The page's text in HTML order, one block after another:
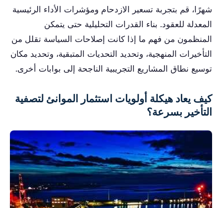
شهرًا، قم بتجربة تسعير الازدحام ومؤشرات الأداء الرئيسية
المعدلة للعقود. بناء القدرات التحليلية حتى يتمكن
المنظمون من فهم ما إذا كانت إصلاحات السياسة تقلل من
التأخيرات المنهجية، وتحديد التحديات المتبقية، وتحديد مكان
توسيع نطاق المشاريع التجريبية الناجحة إلى بوابات أخرى.
كيف يعاد هيكلة أولويات استثمار الموانئ لتصفية
التأخير بسرعة؟